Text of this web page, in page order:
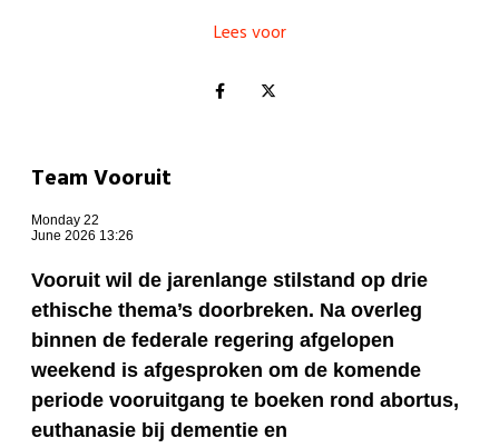
Lees voor
Team Vooruit
Monday 22
June 2026 13:26
Vooruit wil de jarenlange stilstand op drie
ethische thema’s doorbreken. Na overleg
binnen de federale regering afgelopen
weekend is afgesproken om de komende
periode vooruitgang te boeken rond abortus,
euthanasie bij dementie en